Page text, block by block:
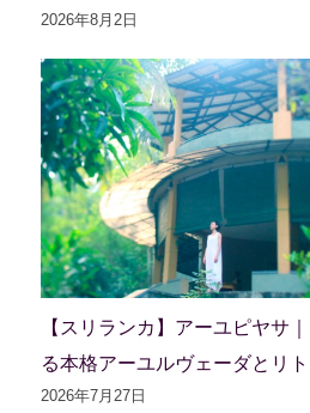
2026年8月2日
【スリランカ】アーユピヤサ
る本格アーユルヴェーダとリト
2026年7月27日